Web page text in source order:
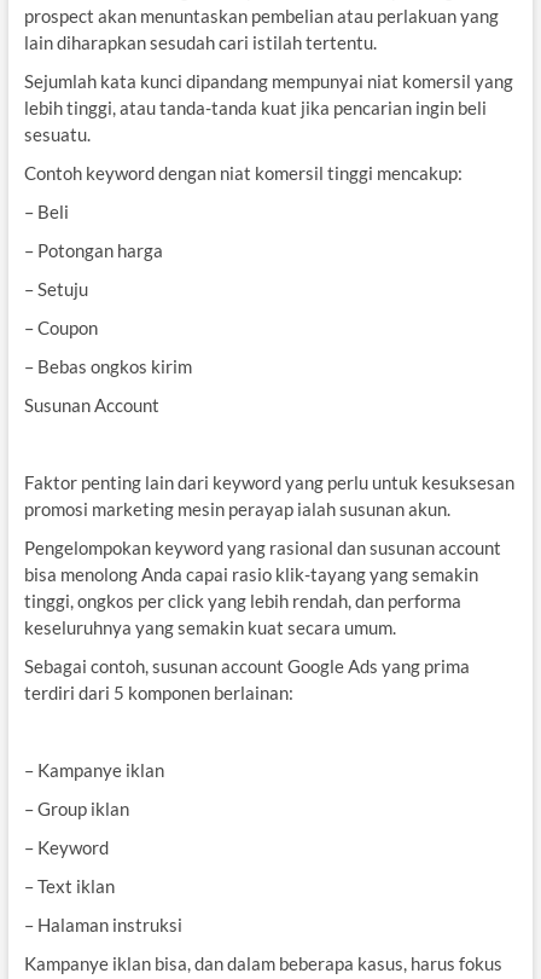
prospect akan menuntaskan pembelian atau perlakuan yang
lain diharapkan sesudah cari istilah tertentu.
Sejumlah kata kunci dipandang mempunyai niat komersil yang
lebih tinggi, atau tanda-tanda kuat jika pencarian ingin beli
sesuatu.
Contoh keyword dengan niat komersil tinggi mencakup:
– Beli
– Potongan harga
– Setuju
– Coupon
– Bebas ongkos kirim
Susunan Account
Faktor penting lain dari keyword yang perlu untuk kesuksesan
promosi marketing mesin perayap ialah susunan akun.
Pengelompokan keyword yang rasional dan susunan account
bisa menolong Anda capai rasio klik-tayang yang semakin
tinggi, ongkos per click yang lebih rendah, dan performa
keseluruhnya yang semakin kuat secara umum.
Sebagai contoh, susunan account Google Ads yang prima
terdiri dari 5 komponen berlainan:
– Kampanye iklan
– Group iklan
– Keyword
– Text iklan
– Halaman instruksi
Kampanye iklan bisa, dan dalam beberapa kasus, harus fokus